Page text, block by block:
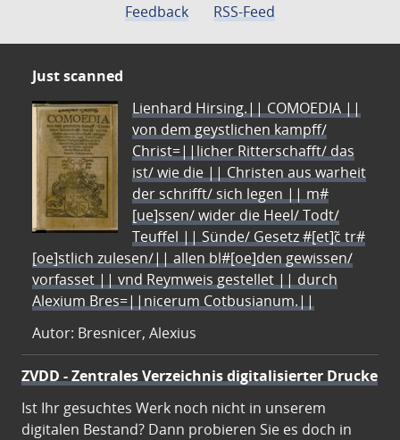
Feedback
RSS-Feed
Just scanned
Lienhard Hirsing.|| COMOEDIA ||
von dem geystlichen kampff/
Christ=||licher Ritterschafft/ das
ist/ wie die || Christen aus warheit
der schrifft/ sich legen || m#
[ue]ssen/ wider die Heel/ Todt/
Teuffel || Sünde/ Gesetz #[et]c̃ tr#
[oe]stlich zulesen/|| allen bl#[oe]den gewissen/
vorfasset || vnd Reymweis gestellet || durch
Alexium Bres=||nicerum Cotbusianum.||
Autor: Bresnicer, Alexius
ZVDD - Zentrales Verzeichnis digitalisierter Drucke
Ist Ihr gesuchtes Werk noch nicht in unserem
digitalen Bestand? Dann probieren Sie es doch in